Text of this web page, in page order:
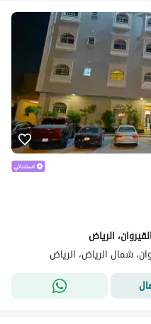
شمال الرياض، الرياض